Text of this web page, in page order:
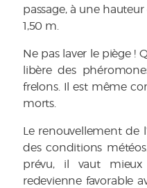
passage, à une
1,50 m.
Ne pas laver le piège !
libère des
frelons. Il est même
morts.
Le renouvellement de
des conditions
prévu, il vaut
redevienne favorable